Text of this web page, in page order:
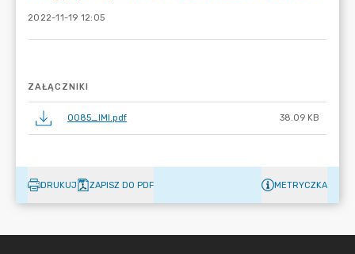
2022-11-19 12:05
ZAŁĄCZNIKI
0085_IMI.pdf 38.09 KB
DRUKUJ ZAPISZ DO PDF METRYCZKA